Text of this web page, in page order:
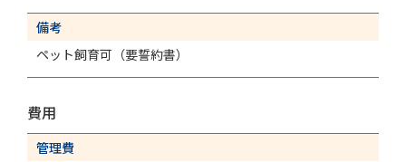
備考
ペット飼育可（要誓約書）
費用
管理費